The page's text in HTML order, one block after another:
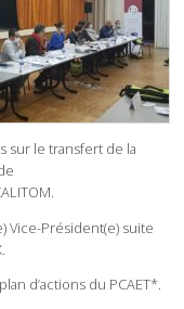
sur le transfert de la
Vice-Président(e) suite
d’actions du PCAET*.